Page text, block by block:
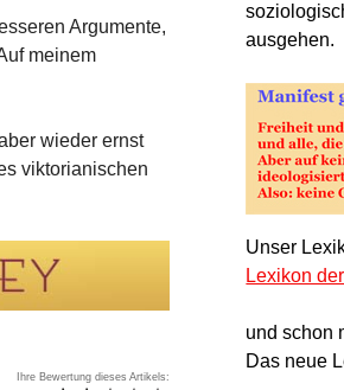
Argumente,
meinem
wieder ernst
viktorianischen
Ihre Bewertung dieses Artikels:
ausgehen.
Unser
Lexikon
und schon
Das neue